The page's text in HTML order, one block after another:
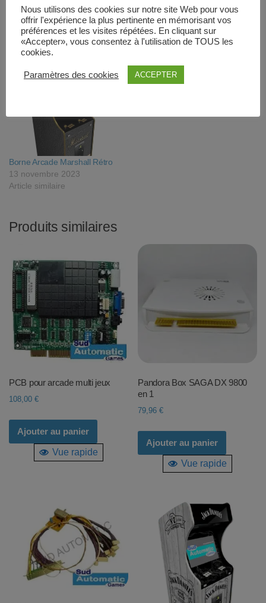
Pandora Box SAGA DX 9800
en 1
Article similaire
Borne Arcade Jack Daniel’s
13 janvier 2021
Article similaire
Borne Arcade Marshall Rétro
13 novembre 2023
Article similaire
Produits similaires
PCB pour arcade multi jeux
108,00 €
Ajouter au panier
Vue rapide
Pandora Box SAGA DX 9800
en 1
79,96€
Ajouter au panier
Vue rapide
Nous utilisons des cookies sur notre site Web pour vous
offrir l'expérience la plus pertinente en mémorisant vos
préférences et les visites répétées. En cliquant sur
«Accepter», vous consentez à l'utilisation de TOUS les
cookies.
Paramètres des cookies ACCEPTER